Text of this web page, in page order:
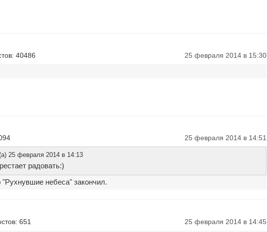
40486 25 февраля 2014 в 15:30
25 февраля 2014 в 14:51
25 февраля 2014 в 14:13
радовать:)
небеса" закончил.
651 25 февраля 2014 в 14:45